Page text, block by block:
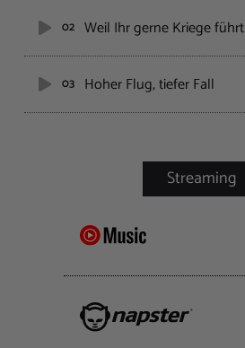
02 Weil Ihr gerne Kriege führt
03 Hoher Flug, tiefer Fall